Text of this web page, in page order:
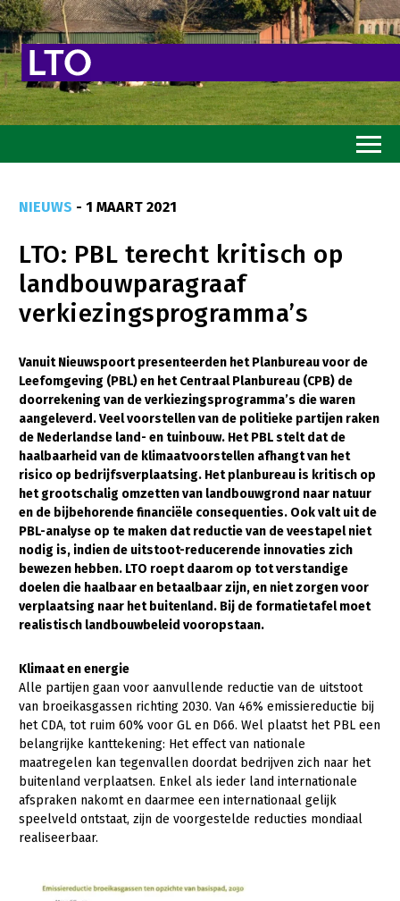
Goed eten
Mooi groen
Sterk ondernemerschap
Transitiepaden
Thema’s
Gezonde planten
Gezonde dieren
Natuur, klimaat en energie
Bodem en water
Platteland en omgeving
Mens, ondernemerschap en onderwijs
Internationaal
Sectoren
Dier
Biologische Landbouw
Geitenhouderij
Kalverhouderij
Konijnenhouderij
Paardenhouderij
Plant
Akkerbouw
Biologische Landbouw
Bollenteelt
Fruitteelt
Multifunctionele landbouw
Multifunctioneel
Vrouw en Bedrijf
Onderwerpen
Nieuws
NIEUWS - 1 MAART 2021
LTO: PBL terecht kritisch op
landbouwparagraaf
verkiezingsprogramma’s
Vanuit Nieuwspoort presenteerden het Planbureau voor de
Leefomgeving (PBL) en het Centraal Planbureau (CPB) de
doorrekening van de verkiezingsprogramma’s die waren
aangeleverd. Veel voorstellen van de politieke partijen raken
de Nederlandse land- en tuinbouw. Het PBL stelt dat de
haalbaarheid van de klimaatvoorstellen afhangt van het
risico op bedrijfsverplaatsing. Het planbureau is kritisch op
het grootschalig omzetten van landbouwgrond naar natuur
en de bijbehorende financiële consequenties. Ook valt uit de
PBL-analyse op te maken dat reductie van de veestapel niet
nodig is, indien de uitstoot-reducerende innovaties zich
bewezen hebben. LTO roept daarom op tot verstandige
doelen die haalbaar en betaalbaar zijn, en niet zorgen voor
verplaatsing naar het buitenland. Bij de formatietafel moet
realistisch landbouwbeleid vooropstaan.
Klimaat en energie
Alle partijen gaan voor aanvullende reductie van de uitstoot
van broeikasgassen richting 2030. Van 46% emissiereductie bij
het CDA, tot ruim 60% voor GL en D66. Wel plaatst het PBL een
belangrijke kanttekening: Het effect van nationale
maatregelen kan tegenvallen doordat bedrijven zich naar het
buitenland verplaatsen. Enkel als ieder land internationale
afspraken nakomt en daarmee een internationaal gelijk
speelveld ontstaat, zijn de voorgestelde reducties mondiaal
realiseerbaar.